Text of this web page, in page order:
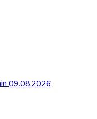
09.08.2026